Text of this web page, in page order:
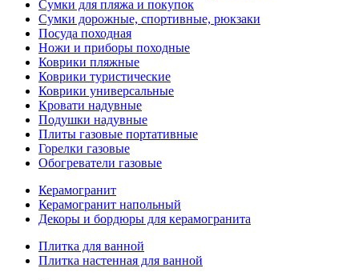
Сумки для пляжа и покупок
Сумки дорожные, спортивные, рюкзаки
Посуда походная
Ножи и приборы походные
Коврики пляжные
Коврики туристические
Коврики универсальные
Кровати надувные
Подушки надувные
Плиты газовые портативные
Горелки газовые
Обогреватели газовые
Керамогранит
Керамогранит напольный
Декоры и бордюры для керамогранита
Плитка для ванной
Плитка настенная для ванной